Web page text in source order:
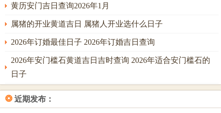
宜进行设计规划、签订契约等事。
乙木疏土，燥湿得宜，未为午火之合，有合住太岁之意，可
减其凶性；此日宜进行泥水工程、墙面处理，主根基稳固。
农历九月初三，丙辰日（阳历2026年10月12日）。辰酉相
合，辰土水库可润局生金。丙火官星透出，遇辰土食神，形
成「食神制官」，主能将外界压力化为行动力，工程推进有
黄历安门吉日查询2026年1月
属猪的开业黄道吉日 属猪人开业选什么日子
2026年订婚最佳日子 2026年订婚吉日查询
2026年安门槛石黄道吉日吉时查询 2026年适合安门槛石的
日子
❂ 近期发布：